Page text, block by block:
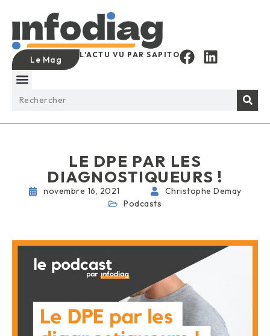
Le Mag L'ACTU VU PAR SAPITO
LE DPE PAR LES
DIAGNOSTIQUEURS !
novembre 16, 2021
Christophe Demay
Podcasts